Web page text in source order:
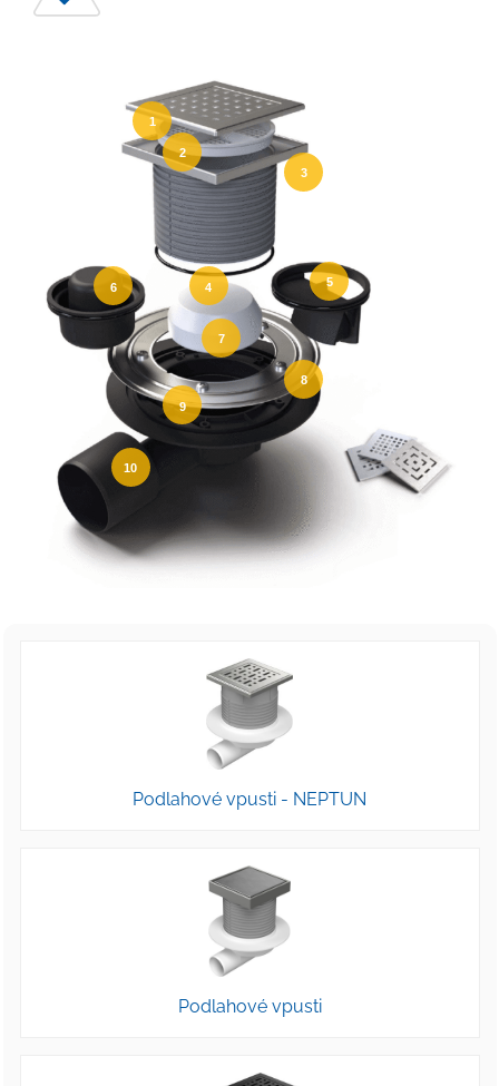
1
2
3
4 5
6
7
8
9
10
Podlahové vpusti - NEPTUN
Podlahové vpusti